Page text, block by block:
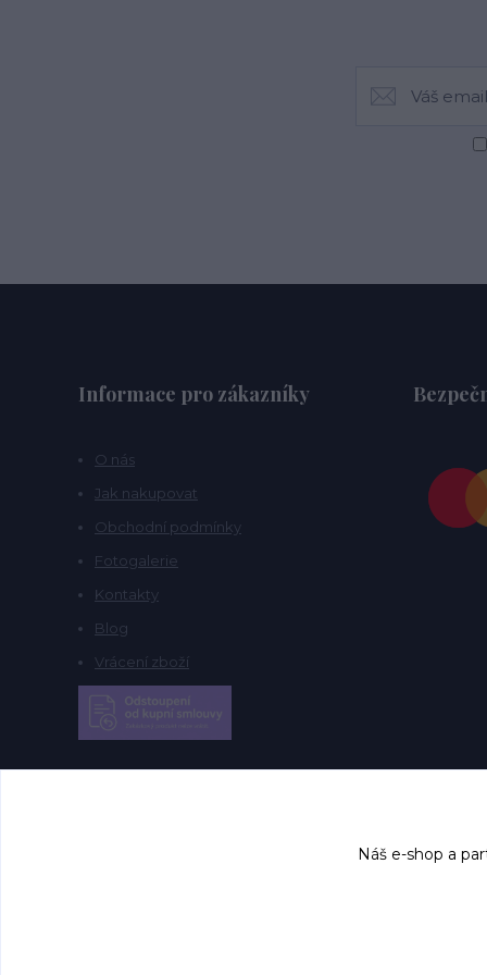
Informace pro zákazníky
O nás
Jak nakupovat
Obchodní podmínky
Fotogalerie
Kontakty
Blog
Vrácení zboží
Náš e-shop a